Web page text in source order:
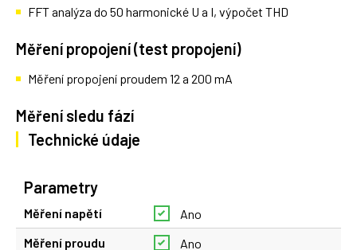
FFT analýza do 50 harmonické U a I, výpočet THD
Měření propojení (test propojení)
Měření propojení proudem 12 a 200 mA
Měření sledu fází
Technické údaje
Parametry
Měření napětí
Ano
Měření proudu
Ano